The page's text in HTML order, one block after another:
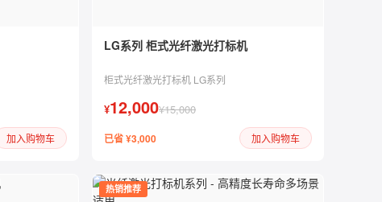
加入购物车
LG系列 柜式光纤激光打标机
柜式光纤激光打标机 LG系列
¥12,000¥15,000
已省 ¥3,000 加入购物车
热销推荐